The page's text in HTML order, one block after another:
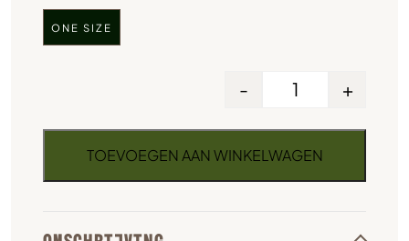
ONE SIZE
- +
TOEVOEGEN AAN WINKELWAGEN